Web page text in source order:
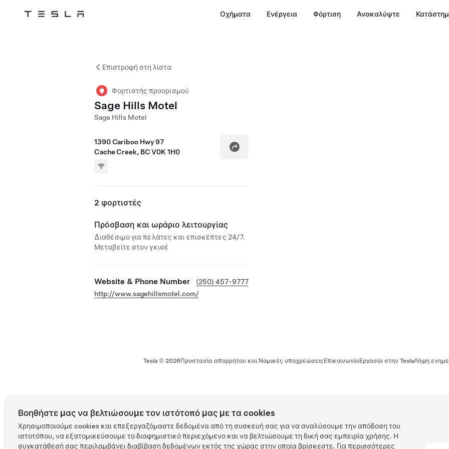
Tesla Οχήματα Ενέργεια Φόρτιση Ανακαλύψτε
Επιστροφή στη λίστα
Φορτιστής προορισμού
Sage Hills Motel
Sage Hills Motel
1390 Cariboo Hwy 97
Cache Creek, BC V0K 1H0
2 φορτιστές
Πρόσβαση και ωράριο λειτουργίας
Διαθέσιμο για πελάτες και επισκέπτες 24/7.
Μεταβείτε στον γκισέ
Website & Phone Number
(250) 457-9777
http://www.sagehillsmotel.com/
Tesla © 2026Προστασία απορρήτου και Νομικές υποχρεώσειςΕπικοινωνίαΕργασία στην TeslaΛήψη
Βοηθήστε μας να βελτιώσουμε τον ιστότοπό μας με τα cookies
Χρησιμοποιούμε cookies και επεξεργαζόμαστε δεδομένα από τη συσκευή σας για να αναλύσουμε την απόδοση του
ιστοτόπου, να εξατομικεύσουμε το διαφημιστικό περιεχόμενο και να βελτιώσουμε τη δική σας εμπειρία χρήσης. Η
συγκατάθεσή σας περιλαμβάνει διαβίβαση δεδομένων εκτός της χώρας στην οποία βρίσκεστε. Για περισσότερες